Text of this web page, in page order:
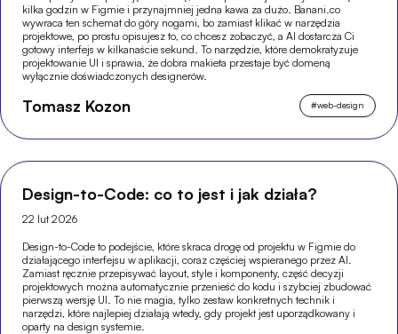
kilka godzin w Figmie i przynajmniej jedna kawa za dużo. Banani.co
wywraca ten schemat do góry nogami, bo zamiast klikać w narzędzia
projektowe, po prostu opisujesz to, co chcesz zobaczyć, a AI dostarcza Ci
gotowy interfejs w kilkanaście sekund. To narzędzie, które demokratyzuje
projektowanie UI i sprawia, że dobra makieta przestaje być domeną
wyłącznie doświadczonych designerów.
Tomasz Kozon #web-design
Design-to-Code: co to jest i jak działa?
22 lut 2026
Design-to-Code to podejście, które skraca drogę od projektu w Figmie do
działającego interfejsu w aplikacji, coraz częściej wspieranego przez AI.
Zamiast ręcznie przepisywać layout, style i komponenty, część decyzji
projektowych można automatycznie przenieść do kodu i szybciej zbudować
pierwszą wersję UI. To nie magia, tylko zestaw konkretnych technik i
narzędzi, które najlepiej działają wtedy, gdy projekt jest uporządkowany i
oparty na design systemie.